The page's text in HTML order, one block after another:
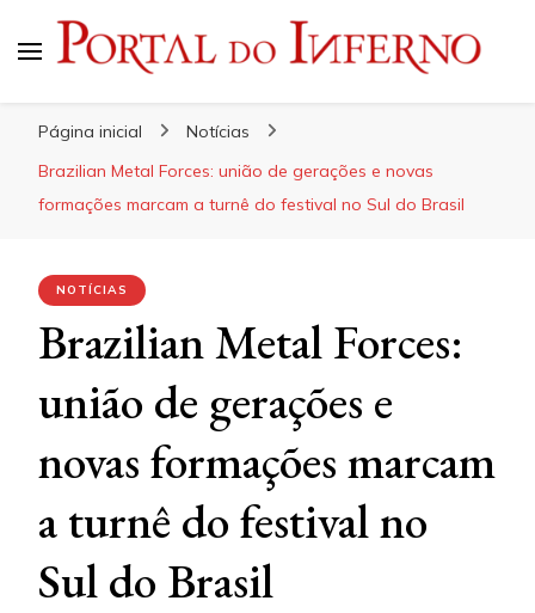
Página inicial
Notícias
Brazilian Metal Forces: união de gerações e novas
formações marcam a turnê do festival no Sul do Brasil
NOTÍCIAS
Brazilian Metal Forces:
união de gerações e
novas formações marcam
a turnê do festival no
Sul do Brasil